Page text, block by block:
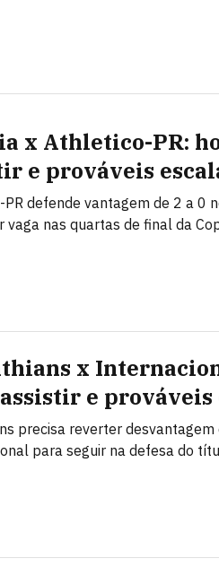
x Athletico-PR:
e prováveis
defende vantagem de 2 a 0
vaga nas quartas de final da
x
e prováveis
precisa reverter desvantagem
para seguir na defesa do